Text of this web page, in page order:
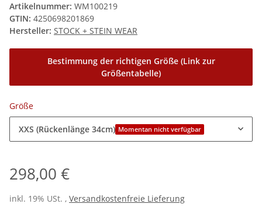
Artikelnummer: WM100219
GTIN: 4250698201869
Hersteller: STOCK + STEIN WEAR
Bestimmung der richtigen Größe (Link zur
Größentabelle)
Größe
XXS (Rückenlänge 34cm) Momentan nicht verfügbar
298,00 €
inkl. 19% USt. , Versandkostenfreie Lieferung